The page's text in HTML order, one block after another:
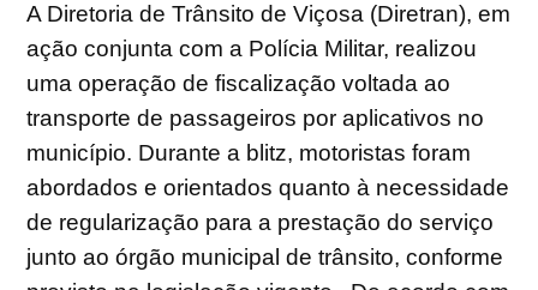
A Diretoria de Trânsito de Viçosa (Diretran), em
ação conjunta com a Polícia Militar, realizou
uma operação de fiscalização voltada ao
transporte de passageiros por aplicativos no
município. Durante a blitz, motoristas foram
abordados e orientados quanto à necessidade
de regularização para a prestação do serviço
junto ao órgão municipal de trânsito, conforme